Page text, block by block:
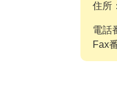
住所
電話
Fax